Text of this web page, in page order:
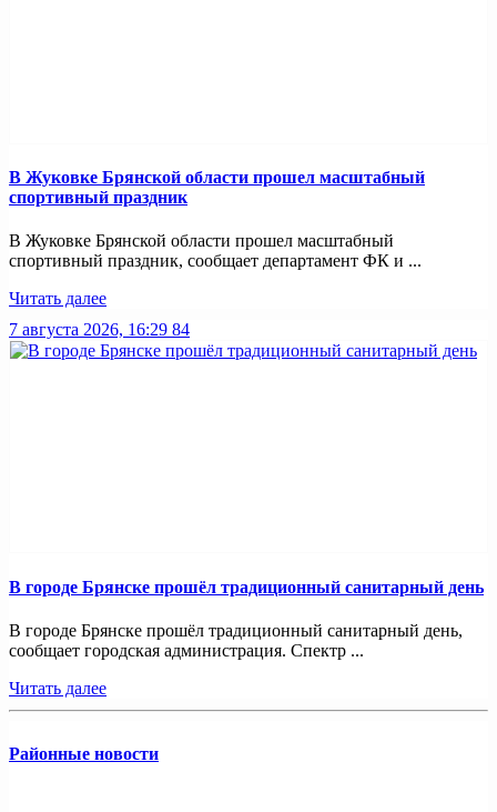
В Жуковке Брянской области прошел масштабный
спортивный праздник
В Жуковке Брянской области прошел масштабный
спортивный праздник, сообщает департамент ФК и ...
Читать далее
7 августа 2026, 16:29 84
В городе Брянске прошёл традиционный санитарный день
В городе Брянске прошёл традиционный санитарный день,
сообщает городская администрация. Спектр ...
Читать далее
Районные новости